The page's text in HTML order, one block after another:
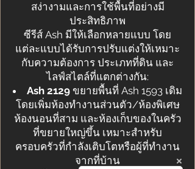
สง่างามและการใช้พื้นที่อย่างมี
ประสิทธิภาพ
ซีรีส์ Ash มีให้เลือกหลายแบบ โดย
แต่ละแบบได้รับการปรับแต่งให้เหมาะ
กับความต้องการ ประเภทที่ดิน และ
ไลฟ์สไตล์ที่แตกต่างกัน:
Ash 2129 ขยายพื้นที่ Ash 1593 เดิม
โดยเพิ่มห้องทำงานส่วนตัว/ห้องพิเศษ
ห้องนอนที่สาม และห้องเก็บของในครัว
ที่ขยายใหญ่ขึ้น เหมาะสำหรับ
ครอบครัวที่กำลังเติบโตหรือผู้ที่ทำงาน
จากที่บ้าน